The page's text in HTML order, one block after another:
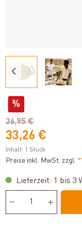
%
36,95 €
33,26 €
Inhalt: 1 Stück
Preise inkl. MwSt. zzgl.
Lieferzeit: 1 bis 3